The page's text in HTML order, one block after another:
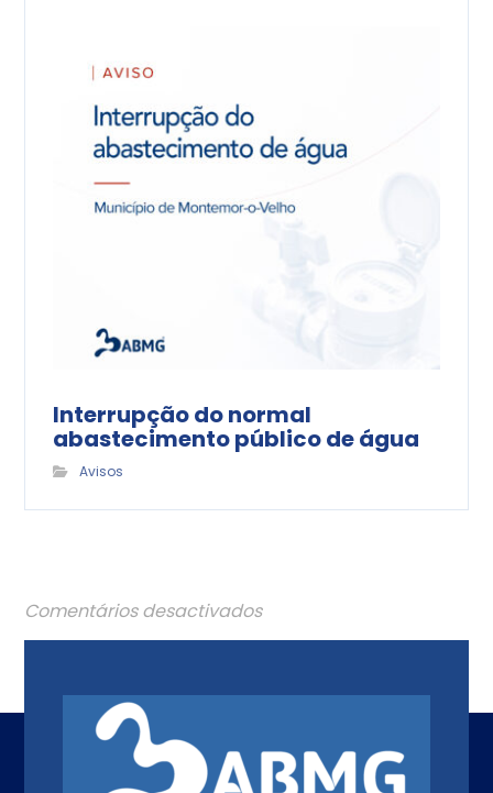
Interrupção do normal
abastecimento público de água
Avisos
Comentários desactivados